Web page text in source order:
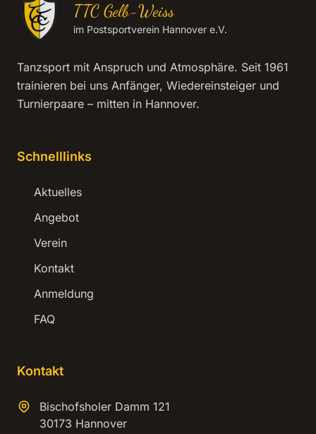
TTC Gelb-Weiss
im Postsportverein Hannover e.V.
Tanzsport mit Anspruch und Atmosphäre. Seit 1961
trainieren bei uns Anfänger, Wiedereinsteiger und
Turnierpaare – mitten in Hannover.
Schnelllinks
Aktuelles
Angebot
Verein
Kontakt
Anmeldung
FAQ
Kontakt
Bischofsholer Damm 121
30173 Hannover